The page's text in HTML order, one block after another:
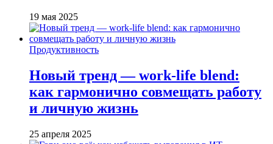
19 мая 2025
Продуктивность
Новый тренд — work-life blend:
как гармонично совмещать работу
и личную жизнь
25 апреля 2025